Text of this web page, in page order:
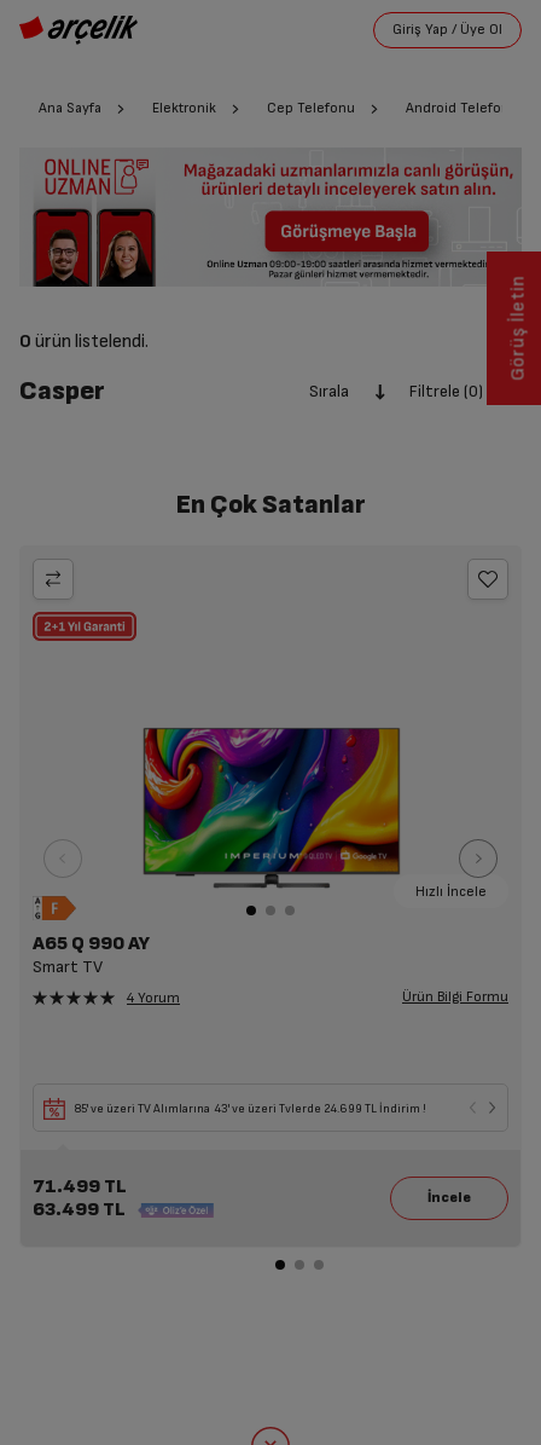
Ana Sayfa Elektronik Cep Telefonu Android Telefon
0 ürün listelendi.
Casper Sırala Filtrele (0)
En Çok Satanlar
Hızlı İncele
A65 Q 990 AY
Smart TV
4 Yorum Ürün Bilgi Formu
85' ve üzeri TV Alımlarına 43' ve üzeri Tvlerde 24.699 TL İndirim !
71.499 TL
63.499 TL
Görüş İletin